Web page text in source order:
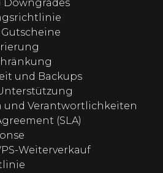
Downgrades
und Backups
und Verantwortlichkeiten
(SLA)
Weiterverkauf